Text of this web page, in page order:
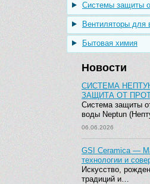
Системы защиты
Вентиляторы для
Бытовая химия
Новости
СИСТЕМА
ЗАЩИТА ОТ
Система защиты
воды Neptun
06.06.2026
GSI Ceramica —
технологии и
Искусство,
традиций и…